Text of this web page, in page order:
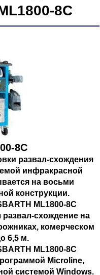
8C
8C
развал-схождения
инфракрасной
на восьми
конструкции.
ML1800-8C
схождение на
комерческом
6,5 м.
ML1800-8C
Microline,
системой Windows.